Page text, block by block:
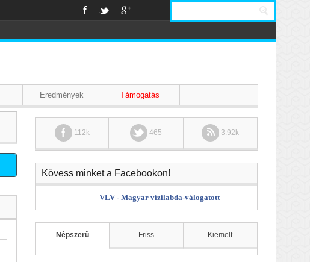
Eredmények Támogatás
112k 465 3.92k
Kövess minket a Facebookon!
VLV - Magyar vízilabda-válogatott
Népszerű Friss Kiemelt